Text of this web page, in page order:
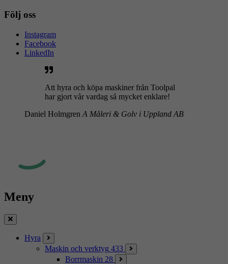
Följ oss
Instagram
Facebook
LinkedIn
Att hyra och köpa maskiner från Toolpal
har gjort vår vardag så mycket enklare!
Daniel Holmgren A Måleri & Golv i Uppland AB
Meny
Stäng
Hyra
Maskin och verktyg 433
Borrmaskin 28